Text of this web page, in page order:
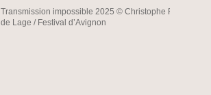
Transmission impossible 2025 © Christophe Raynaud
de Lage / Festival d’Avignon